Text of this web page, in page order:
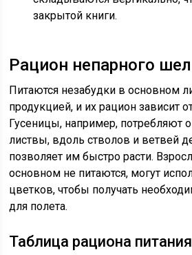
закрытой книги.
Рацион непарного
Питаются незабудки в основном
продукцией, и их рацион зависит
Гусеницы, например, потребляют
листвы, вдоль стволов и ветвей
позволяет им быстро расти.
основном не питаются, могут
цветков, чтобы получать
для полета.
Таблица рациона питания